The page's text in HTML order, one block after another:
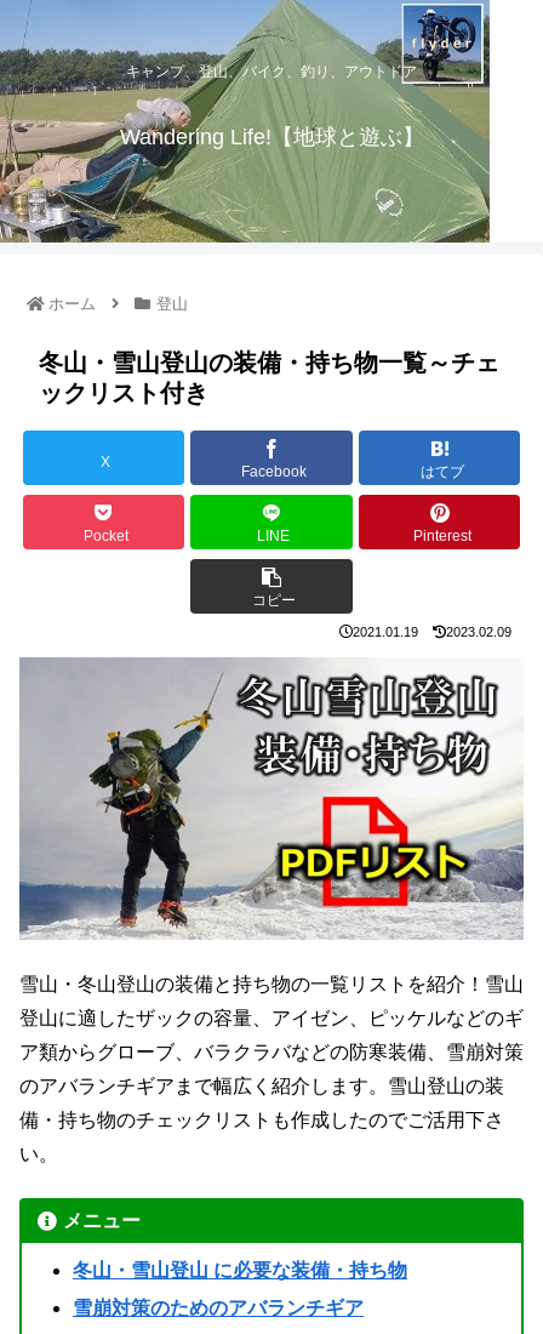
キャンプ、登山、バイク、釣り、アウトドア
Wandering Life!【地球と遊ぶ】
ホーム 登山
冬山・雪山登山の装備・持ち物一覧～チェ
ックリスト付き
X
Facebook はてブ
Pocket LINE Pinterest
コピー
2021.01.19 2023.02.09
雪山・冬山登山の装備と持ち物の一覧リストを紹介！雪山
登山に適したザックの容量、アイゼン、ピッケルなどのギ
ア類からグローブ、バラクラバなどの防寒装備、雪崩対策
のアバランチギアまで幅広く紹介します。雪山登山の装
備・持ち物のチェックリストも作成したのでご活用下さ
い。
メニュー
冬山・雪山登山 に必要な装備・持ち物
雪崩対策のためのアバランチギア